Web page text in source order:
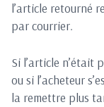
l’article retourné
par courrier.
Si l’article n’était
ou si l’acheteur
la remettre plus